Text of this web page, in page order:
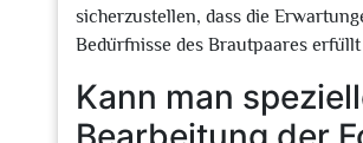
sicherzustellen, dass die
Bedürfnisse des Brautpaares
Kann man